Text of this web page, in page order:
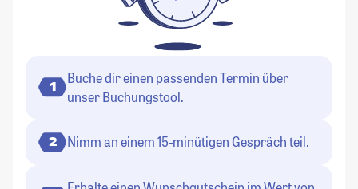
1
Buche dir einen passenden Termin über
unser Buchungstool.
2 Nimm an einem 15-minütigen Gespräch teil.